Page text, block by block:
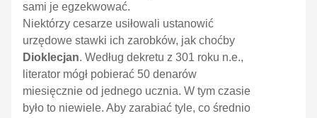
sami je egzekwować.
Niektórzy cesarze usiłowali ustanowić
urzędowe stawki ich zarobków, jak choćby
Dioklecjan. Według dekretu z 301 roku n.e.,
literator mógł pobierać 50 denarów
miesięcznie od jednego ucznia. W tym czasie
było to niewiele. Aby zarabiać tyle, co średnio